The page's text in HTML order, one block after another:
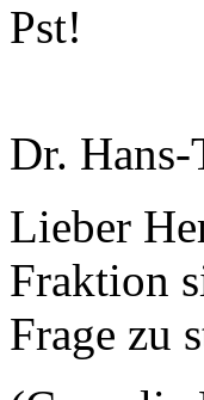
Pst!
Dr.
Lieber
Fraktion
Frage zu